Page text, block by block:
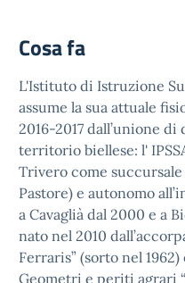
Cosa fa
L'Istituto di Istruzione
assume la sua attuale
2016-2017 dall’unione
territorio biellese: l'
Trivero come succursale
Pastore) e autonomo
a Cavaglià dal 2000 e a
nato nel 2010
Ferraris” (sorto nel
Geometri e periti agrari